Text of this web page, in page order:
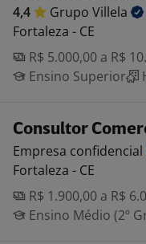
4,4 Grupo Villela
Fortaleza - CE
R$ 5.000,00 a R$
Ensino Superior
Consultor
Empresa confidencial
Fortaleza - CE
R$ 1.900,00 a R$
Ensino Médio (2º